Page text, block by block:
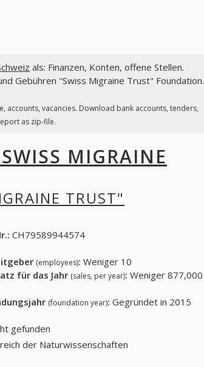
als: Finanzen, Konten, offene Stellen.
Gebühren "Swiss Migraine Trust" Foundation.
accounts, vacancies. Download bank accounts, tenders,
as zip-file.
MIGRAINE
TRUST"
CH79589944574
(employees): Weniger 10
für das Jahr (sales, per year): Weniger 877,000
(foundation year): Gegründet in 2015
gefunden
der Naturwissenschaften